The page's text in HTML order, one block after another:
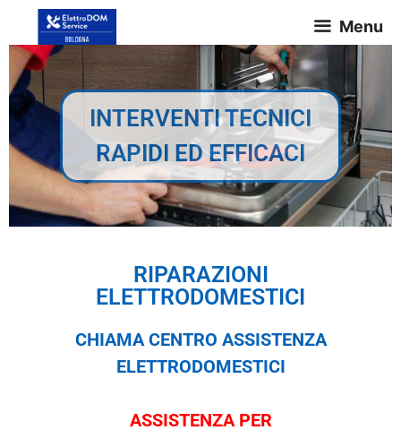
Menu
INTERVENTI TECNICI
RAPIDI ED EFFICACI
RIPARAZIONI
ELETTRODOMESTICI
CHIAMA CENTRO ASSISTENZA
ELETTRODOMESTICI
ASSISTENZA PER